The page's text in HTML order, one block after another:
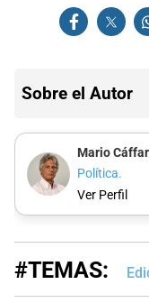
Sobre el Autor
Mario
Política.
Ver Perfil
#TEMAS: